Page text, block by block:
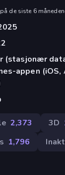
de siste 6
(stasjonær
appen
2,373 3D
1,796